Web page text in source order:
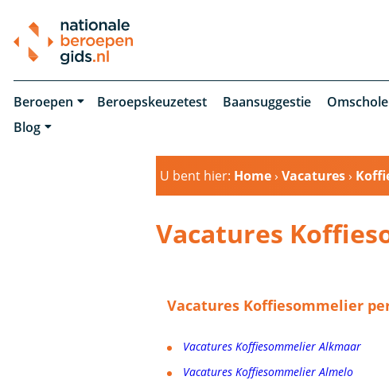
Beroepen Beroepskeuzetest Baansuggestie
Blog
U bent hier: Home›Vacatures›
Vacatures
Vacatures Koffiesommelier
Vacatures Koffiesommelier Alkmaar
Vacatures Koffiesommelier Almelo